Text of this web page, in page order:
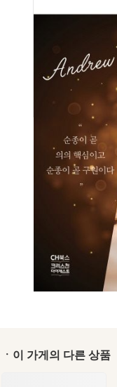
ㆍ이 가게의 다른 상품